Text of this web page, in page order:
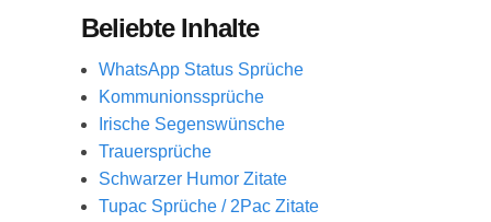
Beliebte Inhalte
WhatsApp Status Sprüche
Kommunionssprüche
Irische Segenswünsche
Trauersprüche
Schwarzer Humor Zitate
Tupac Sprüche / 2Pac Zitate